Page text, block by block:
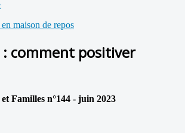
maison de repos
: comment positiver
Familles n°144 - juin 2023